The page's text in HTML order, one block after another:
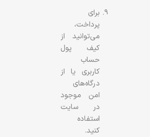
برای
پرداخت،
می‌توانید از
کیف پول
حساب
کاربری یا از
درگاه‌های
امن موجود
در سایت
استفاده
کنید.